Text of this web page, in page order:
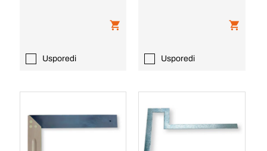
Usporedi Usporedi